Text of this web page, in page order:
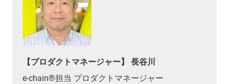
【プロダクトマネージャー】 長谷川
e-chain®担当 プロダクトマネージャー